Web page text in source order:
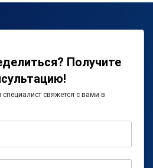
Получите
свяжется с вами в